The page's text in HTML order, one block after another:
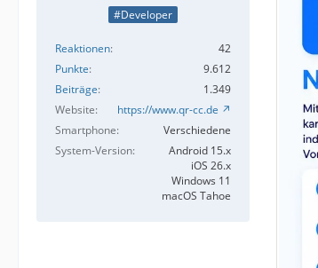
#Developer
Reaktionen
42
Punkte
9.612
Beiträge
1.349
Website
https://www.qr-cc.de
Smartphone
Verschiedene
System-Version
Android 15.x
iOS 26.x
Windows 11
macOS Tahoe